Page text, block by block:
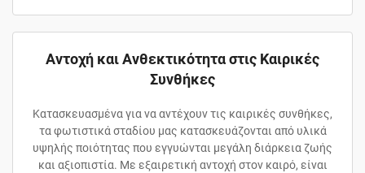
Αντοχή και Ανθεκτικότητα στις Καιρικές
Συνθήκες
Κατασκευασμένα για να αντέχουν τις καιρικές συνθήκες,
τα φωτιστικά σταδίου μας κατασκευάζονται από υλικά
υψηλής ποιότητας που εγγυώνται μεγάλη διάρκεια ζωής
και αξιοπιστία. Με εξαιρετική αντοχή στον καιρό, είναι